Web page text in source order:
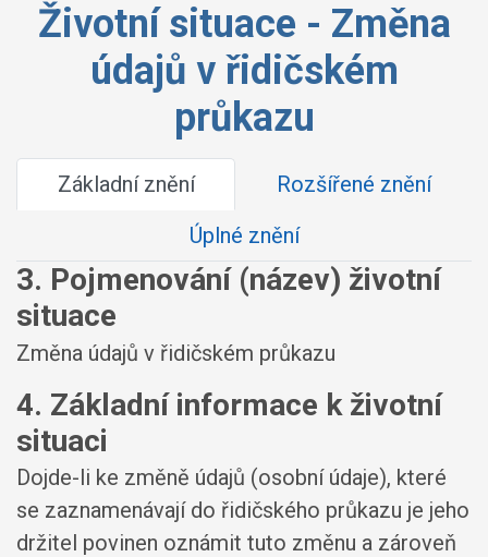
Životní situace - Změna
údajů v řidičském
průkazu
Základní znění
Rozšířené znění
Úplné znění
3. Pojmenování (název) životní
situace
Změna údajů v řidičském průkazu
4. Základní informace k životní
situaci
Dojde-li ke změně údajů (osobní údaje), které
se zaznamenávají do řidičského průkazu je jeho
držitel povinen oznámit tuto změnu a zároveň